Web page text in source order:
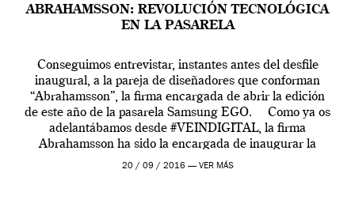
ABRAHAMSSON: REVOLUCIÓN TECNOLÓGICA
EN LA PASARELA
Conseguimos entrevistar, instantes antes del desfile
inaugural, a la pareja de diseñadores que conforman
“Abrahamsson”, la firma encargada de abrir la edición
de este año de la pasarela Samsung EGO. Como ya os
adelantábamos desde #VEINDIGITAL, la firma
Abrahamsson ha sido la encargada de inaugurar la
edición de este año de EGO, la […]
20 / 09 / 2016 — VER MÁS